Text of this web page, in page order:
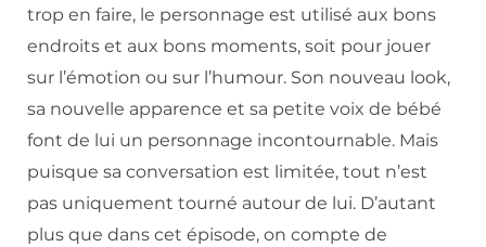
trop en faire, le personnage est utilisé aux bons
endroits et aux bons moments, soit pour jouer
sur l’émotion ou sur l’humour. Son nouveau look,
sa nouvelle apparence et sa petite voix de bébé
font de lui un personnage incontournable. Mais
puisque sa conversation est limitée, tout n’est
pas uniquement tourné autour de lui. D’autant
plus que dans cet épisode, on compte de